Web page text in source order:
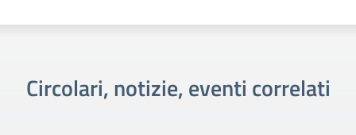
Circolari, notizie, eventi correlati